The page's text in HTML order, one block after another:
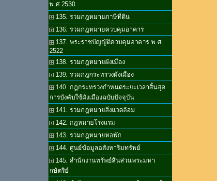
พ.ศ.2530
135. รวมกฎหมายภาษีที่ดิน
136. รวมกฎหมายควบคุมอาคาร
137. พระราชบัญญัติควบคุมอาคาร พ.ศ.
2522
138. รวมกฎหมายผังเมือง
139. รวมกฎกระทรวงผังเมือง
140. กฎกระทรวงกำหนดระยะเวลาสิ้นสุด
การบังคับใช้ผังเมืองฉบับปัจจุบัน
141. รวมกฎหมายสิ่งแวดล้อม
142. กฎหมายโรงแรม
143. รวมกฎหมายหอพัก
144. ศูนย์ข้อมูลอสังหาริมทรัพย์
145. สำนักงานทรัพย์สินส่วนพระมหา
กษัตริย์